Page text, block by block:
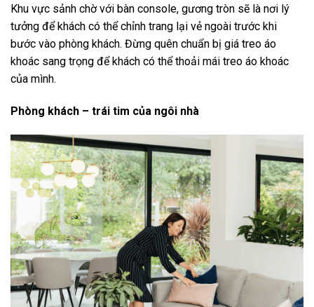
Khu vực sảnh chờ với bàn console, gương tròn sẽ là nơi lý
tưởng để khách có thể chỉnh trang lại vẻ ngoài trước khi
bước vào phòng khách. Đừng quên chuẩn bị giá treo áo
khoác sang trọng để khách có thể thoải mái treo áo khoác
của mình.
Phòng khách – trái tim của ngôi nhà